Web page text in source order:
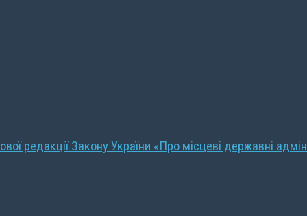
редакції Закону України «Про місцеві державні